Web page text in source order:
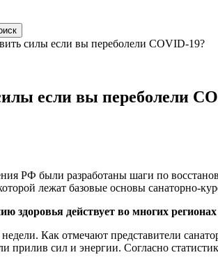
силы если вы переболели COVID-19?
если вы переболели
РФ были разработаны шаги по
лежат базовые основы санаторно-
здоровья действует во многих
Как отмечают представители
прилив сил и энергии. Согласно